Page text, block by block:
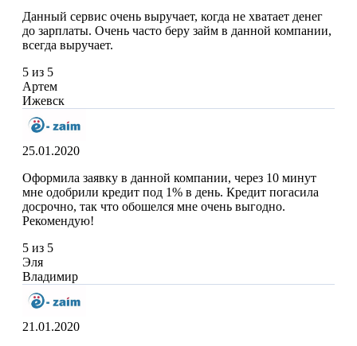
Данный сервис очень выручает, когда не хватает денег
до зарплаты. Очень часто беру займ в данной компании,
всегда выручает.
5 из 5
Артем
Ижевск
25.01.2020
Оформила заявку в данной компании, через 10 минут
мне одобрили кредит под 1% в день. Кредит погасила
досрочно, так что обошелся мне очень выгодно.
Рекомендую!
5 из 5
Эля
Владимир
21.01.2020